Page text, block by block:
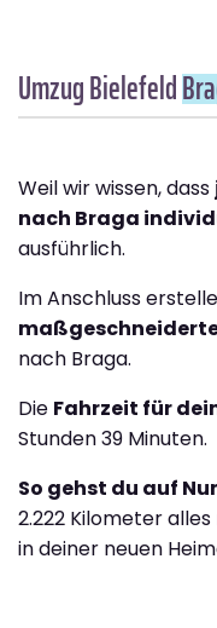
Umzug Bielefeld
Weil wir wissen, dass
nach Braga
ausführlich.
Im Anschluss
nach Braga.
Die Fahrzeit für
Stunden 39 Minuten.
So gehst du auf
2.222 Kilometer
in deiner neuen